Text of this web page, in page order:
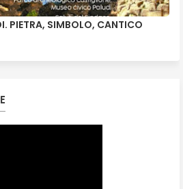
PIETRA, SIMBOLO, CANTICO